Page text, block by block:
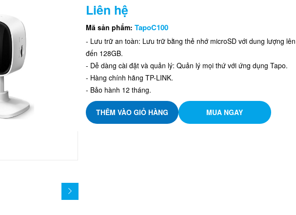
Liên hệ
Mã sản phẩm: TapoC100
- Lưu trữ an toàn: Lưu trữ bằng thẻ nhớ microSD với dung lượng lên
đến 128GB.
- Dễ dàng cài đặt và quản lý: Quản lý mọi thứ với ứng dụng Tapo.
- Hàng chính hãng TP-LINK.
- Bảo hành 12 tháng.
THÊM VÀO GIỎ HÀNG MUA NGAY